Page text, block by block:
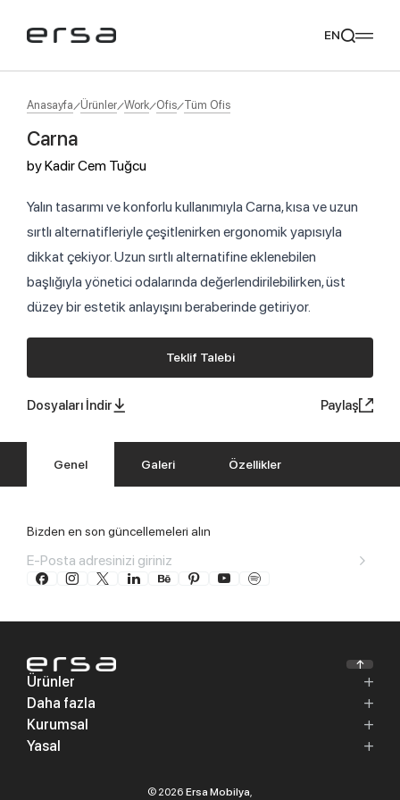
Popular searches
Tavsiye Ediyoruz
EN
Anasayfa Ürünler Work Ofis Tüm Ofis
Carna
byKadir Cem Tuğcu
Yalın tasarımı ve konforlu kullanımıyla Carna, kısa ve uzun
sırtlı alternatifleriyle çeşitlenirken ergonomik yapısıyla
dikkat çekiyor. Uzun sırtlı alternatifine eklenebilen
başlığıyla yönetici odalarında değerlendirilebilirken, üst
düzey bir estetik anlayışını beraberinde getiriyor.
Teklif Talebi
Dosyaları İndir Paylaş
Genel Galeri Özellikler
Bizden en son güncellemeleri alın
Ürünler
Daha fazla
Kurumsal
Yasal
© 2026 Ersa Mobilya,